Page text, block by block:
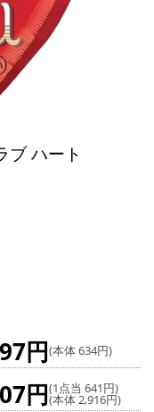
ブ ハート
円(本体 634円)
円(1点当 641円)
(本体 2,916円)